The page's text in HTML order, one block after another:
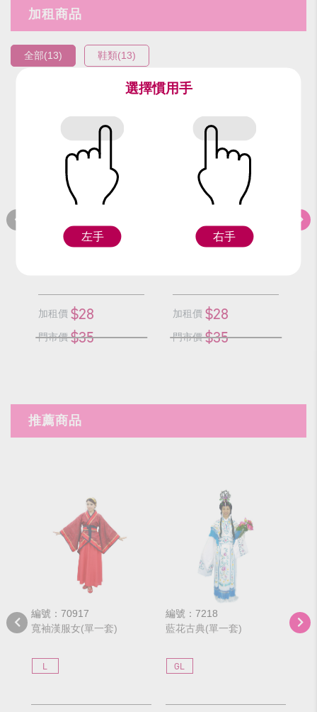
加租商品
全部(13) 鞋類(13)
編號：94617
加租價 $28
門市價 $35
編號：94517
加租價 $28
門市價 $35
推薦商品
編號：70917
寬袖漢服女(單一套)
L
編號：7218
藍花古典(單一套)
GL
編
紅
選擇慣用手
左手 右手